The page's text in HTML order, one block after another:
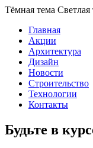
Тёмная тема Светлая
Главная
Акции
Архитектура
Дизайн
Новости
Строительство
Технологии
Контакты
Будьте в